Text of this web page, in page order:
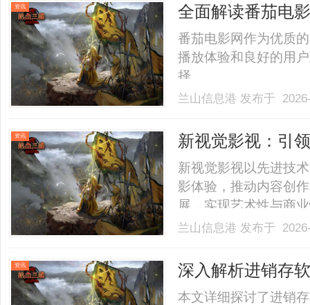
资讯 全面解读番茄电
番茄电影网作为优质
播放体验和良好的用
择。......
兰山信息港 发布于
资讯 新视觉影视：引
新视觉影视以先进技
影体验，推动内容创
展，实现艺术性与商
兰山信息港 发布于
资讯
深入解析进销存
用
本文详细探讨了进销